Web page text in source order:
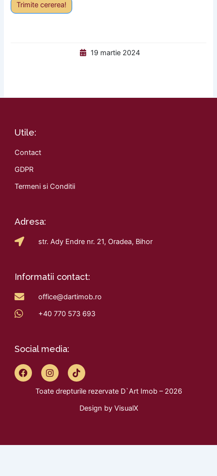
Trimite cererea!
19 martie 2024
Utile:
Contact
GDPR
Termeni si Conditii
Adresa:
str. Ady Endre nr. 21, Oradea, Bihor
Informatii contact:
office@dartimob.ro
+40 770 573 693
Social media:
F
a
c
I
n
s
t
T
i
k
t
k
Toate drepturile rezervate D`Art Imob – 2026
Design by VisualX